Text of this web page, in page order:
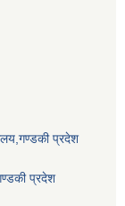
प्रदेश
प्रदेश